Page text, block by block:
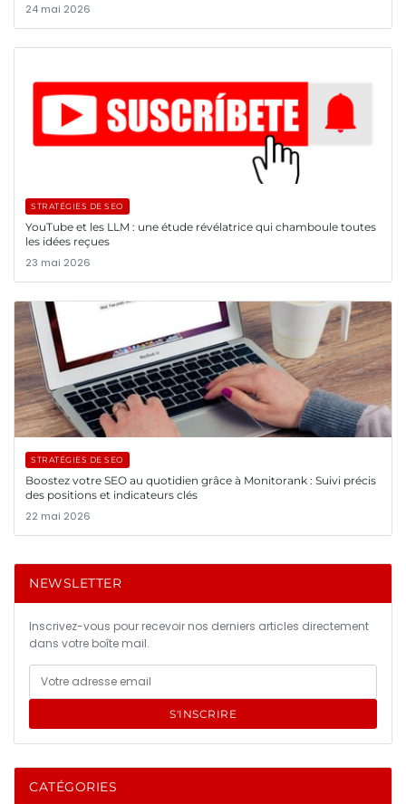
24 mai 2026
STRATÉGIES DE SEO
YouTube et les LLM : une étude révélatrice qui chamboule toutes
les idées reçues
23 mai 2026
STRATÉGIES DE SEO
Boostez votre SEO au quotidien grâce à Monitorank : Suivi précis
des positions et indicateurs clés
22 mai 2026
NEWSLETTER
Inscrivez-vous pour recevoir nos derniers articles directement
dans votre boîte mail.
S'INSCRIRE
CATÉGORIES